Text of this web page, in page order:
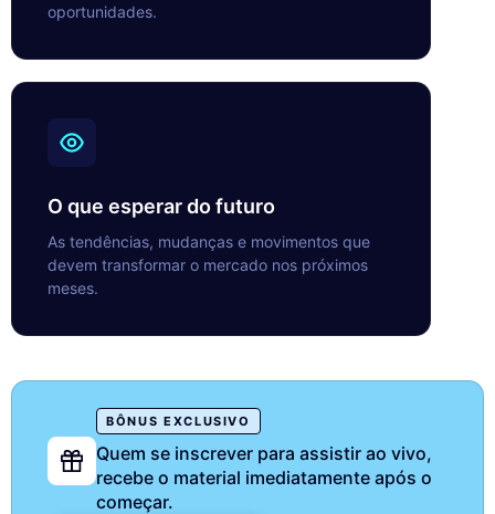
oportunidades.
O que esperar do futuro
As tendências, mudanças e movimentos que
devem transformar o mercado nos próximos
meses.
BÔNUS EXCLUSIVO
Quem se inscrever para assistir ao vivo,
recebe o material imediatamente após o
começar.